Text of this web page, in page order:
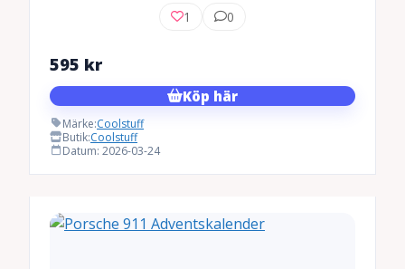
1 0
595 kr
Köp här
Märke:Coolstuff
Butik:Coolstuff
Datum: 2026-03-24